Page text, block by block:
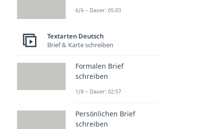
6/6 – Dauer: 05:03
Textarten Deutsch
Brief & Karte schreiben
Formalen Brief
schreiben
1/8 – Dauer: 02:57
Persönlichen Brief
schreiben